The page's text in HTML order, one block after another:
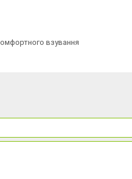
взування